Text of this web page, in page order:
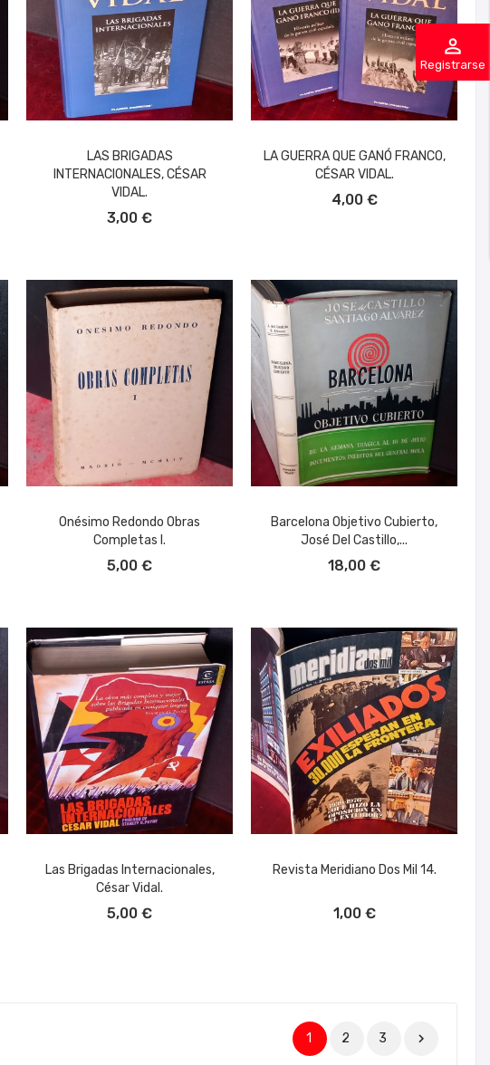
perm_identity
Registrarse
LAS BRIGADAS
INTERNACIONALES, CÉSAR
VIDAL.
3,00 €
LA GUERRA QUE GANÓ FRANCO,
CÉSAR VIDAL.
4,00 €
Onésimo Redondo Obras
Completas I.
5,00 €
Barcelona Objetivo Cubierto,
José Del Castillo,...
18,00 €
Las Brigadas Internacionales,
César Vidal.
5,00 €
Revista Meridiano Dos Mil 14.
1,00 €
1 2 3 